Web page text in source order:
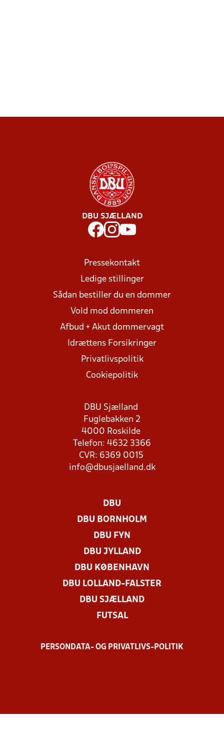
DBU SJÆLLAND
Pressekontakt
Ledige stillinger
Sådan bestiller du en dommer
Vold mod dommeren
Afbud + Akut dommervagt
Idrættens Forsikringer
Privatlivspolitik
Cookiepolitik
DBU Sjælland
Fuglebakken 2
4000 Roskilde
Telefon: 4632 3366
CVR: 6369 0015
info@dbusjaelland.dk
DBU
DBU BORNHOLM
DBU FYN
DBU JYLLAND
DBU KØBENHAVN
DBU LOLLAND-FALSTER
DBU SJÆLLAND
FUTSAL
PERSONDATA- OG PRIVATLIVS-POLITIK